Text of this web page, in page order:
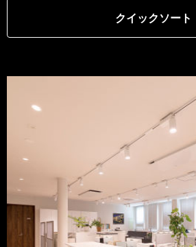
クイックソート